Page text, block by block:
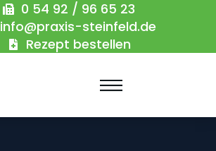
0 54 92 / 96 65 23
info@praxis-steinfeld.de
Rezept bestellen